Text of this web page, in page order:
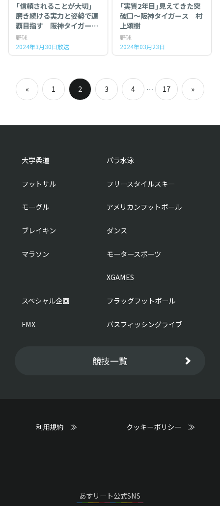
「信頼されることが大切」
磨き続ける実力と姿勢で連
覇目指す 阪神タイガー
ス・大山悠輔
野球
2024年3月30日放送
「実質2年目」見えてきた突
破口～阪神タイガース 村
上頌樹
野球
2024年03月23日
ー
«Previous
Posts
1 2 3 4 … 17 Next
Posts
»
大学柔道 パラ水泳
フットサル フリースタイルスキー
モーグル アメリカンフットボール
ブレイキン ダンス
マラソン モータースポーツ
XGAMES
スペシャル企画 フラッグフットボール
FMX バスフィッシングライブ
競技一覧
利用規約 ≫ クッキーポリシー ≫
あすリート公式SNS